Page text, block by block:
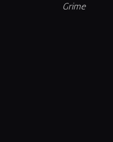
Grime